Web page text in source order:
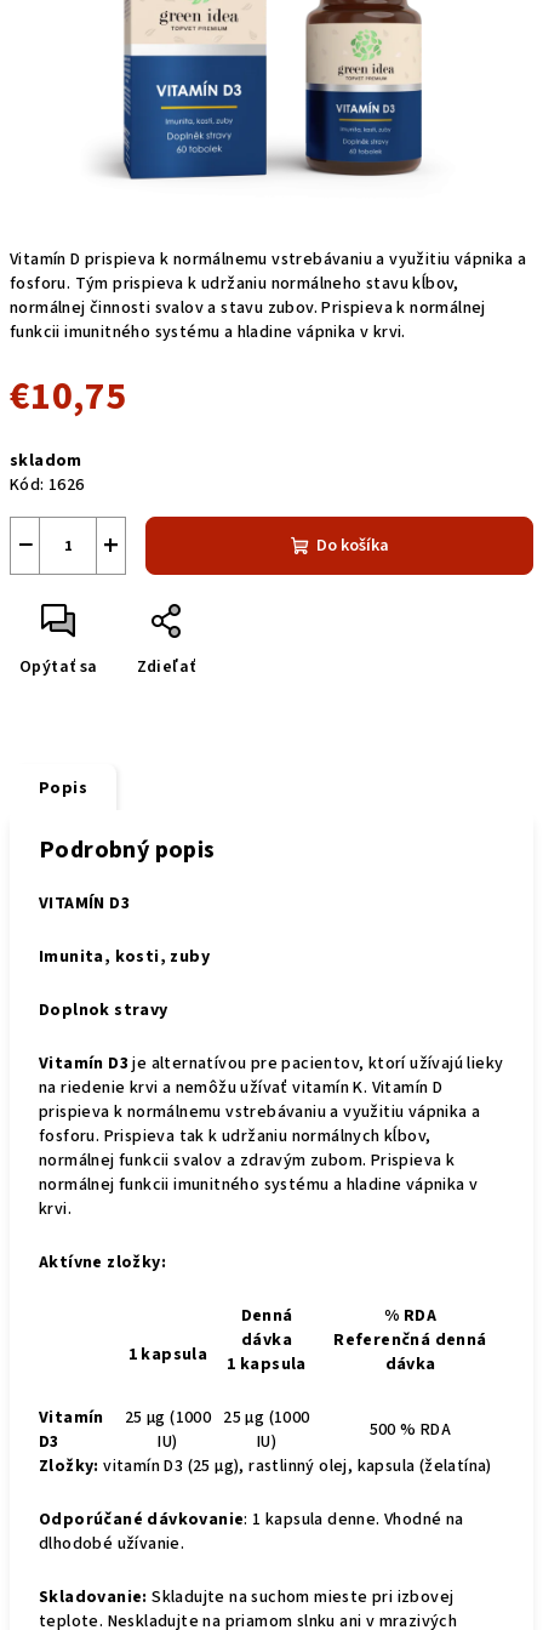
Vitamín D prispieva k normálnemu vstrebávaniu a využitiu vápnika a
fosforu. Tým prispieva k udržaniu normálneho stavu kĺbov,
normálnej činnosti svalov a stavu zubov. Prispieva k normálnej
funkcii imunitného systému a hladine vápnika v krvi.
€10,75
cena:
skladom
Kód: 1626
+
− Do košíka
Opýtať sa Zdieľať
Popis
Podrobný popis
VITAMÍN D3
Imunita, kosti, zuby
Doplnok stravy
Vitamín D3je alternatívou pre pacientov, ktorí užívajú lieky
na riedenie krvi a nemôžu užívať vitamín K. Vitamín D
prispieva k normálnemu vstrebávaniu a využitiu vápnika a
fosforu. Prispieva tak k udržaniu normálnych kĺbov,
normálnej funkcii svalov a zdravým zubom. Prispieva k
normálnej funkcii imunitného systému a hladine vápnika v
krvi.
Aktívne zložky:
1 kapsula
Denná
dávka
1 kapsula
% RDA
Referenčná denná
dávka
Vitamín
D3
25 μg (1000
IU)
25 μg (1000
IU)
500 % RDA
Zložky: vitamín D3 (25 μg), rastlinný olej, kapsula (želatína)
Odporúčané dávkovanie: 1 kapsula denne. Vhodné na
dlhodobé užívanie.
Skladovanie: Skladujte na suchom mieste pri izbovej
teplote. Neskladujte na priamom slnku ani v mrazivých